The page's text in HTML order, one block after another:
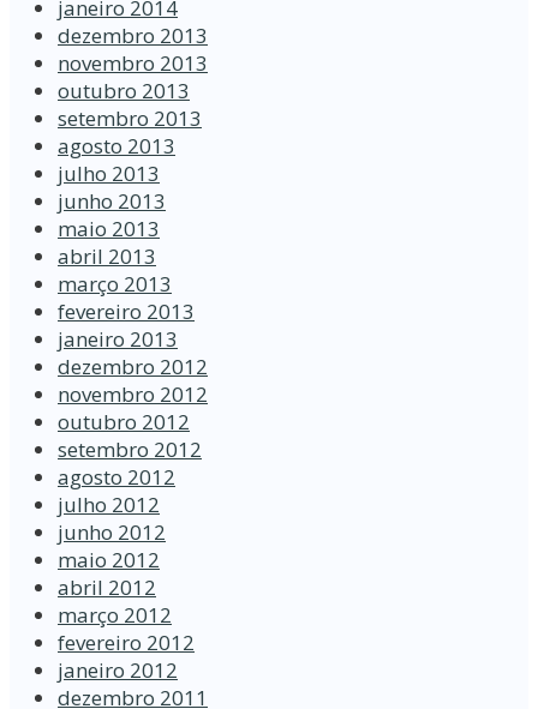
janeiro 2014
dezembro 2013
novembro 2013
outubro 2013
setembro 2013
agosto 2013
julho 2013
junho 2013
maio 2013
abril 2013
março 2013
fevereiro 2013
janeiro 2013
dezembro 2012
novembro 2012
outubro 2012
setembro 2012
agosto 2012
julho 2012
junho 2012
maio 2012
abril 2012
março 2012
fevereiro 2012
janeiro 2012
dezembro 2011